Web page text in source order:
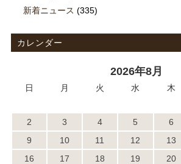
新着ニュース (335)
カレンダー
2026年8月
日 月 火 水 木
2
3 4 5 6
9
10 11 12 13
16
17 18 19 20